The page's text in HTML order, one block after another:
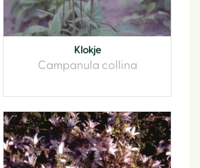
Klokje
Campanula collina